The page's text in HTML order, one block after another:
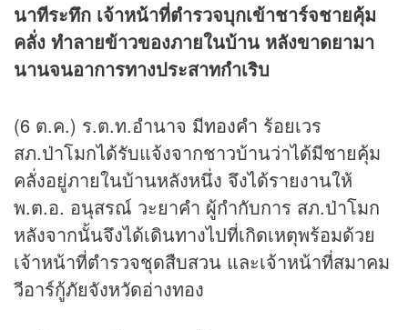
นาทีระทึก เจ้าหน้าที่ตำรวจบุกเข้าชาร์จชายคุ้ม
คลั่ง ทำลายข้าวของภายในบ้าน หลังขาดยามา
นานจนอาการทางประสาทกำเริบ
(6 ต.ค.) ร.ต.ท.อำนาจ มีทองคำ ร้อยเวร
สภ.ป่าโมกได้รับแจ้งจากชาวบ้านว่าได้มีชายคุ้ม
คลั่งอยู่ภายในบ้านหลังหนึ่ง จึงได้รายงานให้
พ.ต.อ. อนุสรณ์ วะยาคำ ผู้กำกับการ สภ.ป่าโมก
หลังจากนั้นจึงได้เดินทางไปที่เกิดเหตุพร้อมด้วย
เจ้าหน้าที่ตำรวจชุดสืบสวน และเจ้าหน้าที่สมาคม
วีอาร์กู้ภัยจังหวัดอ่างทอง